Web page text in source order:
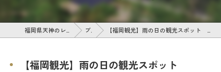
福岡県天神のレストランなら舞鶴キッチン ブログ 【福岡観光】雨の日の観光スポット Recommended Places to Visit in Fukuoka on a Rainy Day
【福岡観光】雨の日の観光スポット